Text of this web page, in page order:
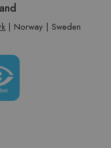
| Norway |Sweden